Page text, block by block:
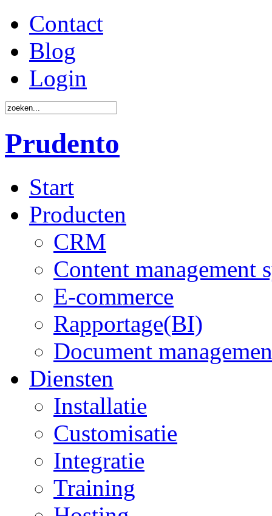
Contact
Blog
Login
Prudento
Start
Producten
CRM
Content management
E-commerce
Rapportage(BI)
Document
Diensten
Installatie
Customisatie
Integratie
Training